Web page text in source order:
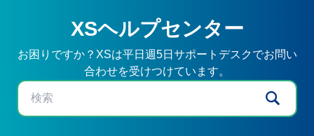
XSヘルプセンター
お困りですか？XSは平日週5日サポートデスクでお問い
合わせを受けつけています。